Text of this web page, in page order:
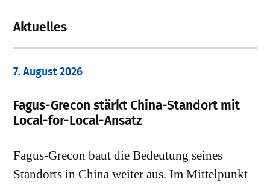
Aktuelles
7. August 2026
Fagus-Grecon stärkt China-Standort mit
Local-for-Local-Ansatz
Fagus-Grecon baut die Bedeutung seines
Standorts in China weiter aus. Im Mittelpunkt